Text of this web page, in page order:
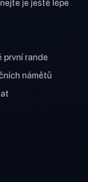
je ještě lépe
první rande
námětů